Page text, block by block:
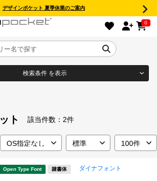
デザインポケット 夏季休業のご案内
0
ド
検索条件 を表示
ト 該当件数： 2件
Open Type Font 隷書体 ダイナフォント